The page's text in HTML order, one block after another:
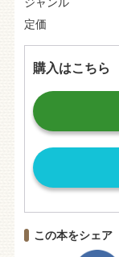
ジャンル
定価
購入はこちら
この本をシェア